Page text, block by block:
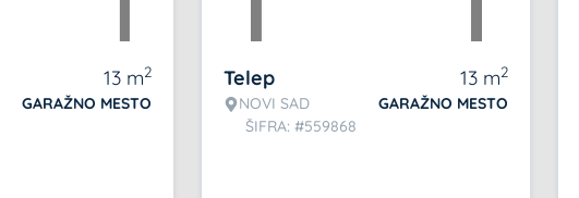
13 m2
GARAŽNO MESTO
Telep
NOVI SAD
ŠIFRA: #559868
13 m2
GARAŽNO MESTO